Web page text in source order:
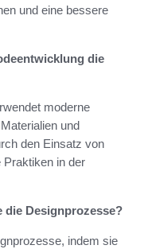
und eine bessere
die
moderne
und
den Einsatz von
Praktiken in der
die Designprozesse?
indem sie